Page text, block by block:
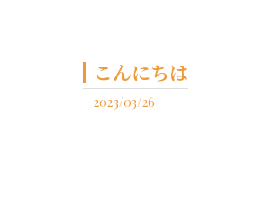
こんにちは
2023/03/26